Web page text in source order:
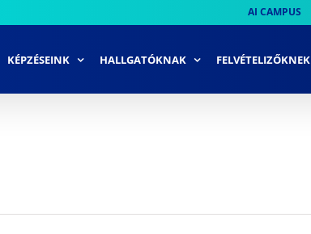
AI CAMPUS
KÉPZÉSEINK HALLGATÓKNAK FELVÉTELIZŐKNEK